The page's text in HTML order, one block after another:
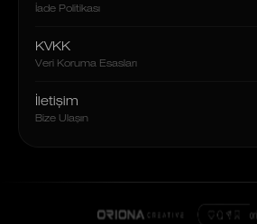
İade Politikası
KVKK
Veri Koruma Esasları
İletişim
Bize Ulaşın